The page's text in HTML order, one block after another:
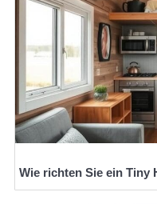
Wie richten Sie ein Tiny